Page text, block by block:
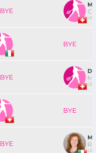
BYE
BYE
BYE
BYE
BYE